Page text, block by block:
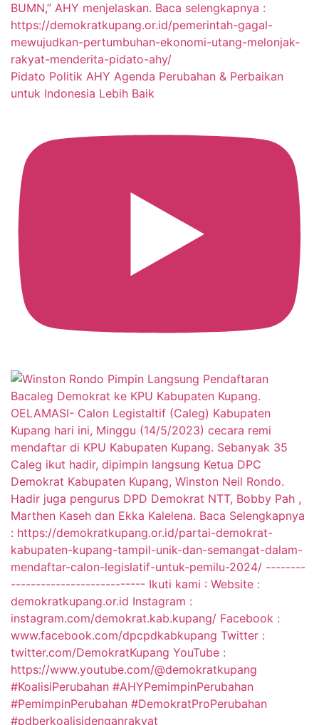
Pidato Politik AHY Agenda Perubahan & Perbaikan
untuk Indonesia Lebih Baik